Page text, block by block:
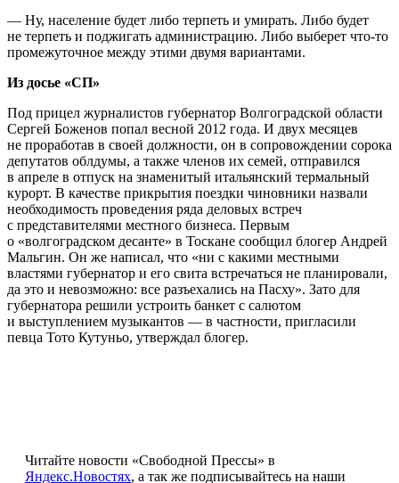
— Ну, население будет либо терпеть и умирать. Либо будет
не терпеть и поджигать администрацию. Либо выберет что-то
промежуточное между этими двумя вариантами.
Из досье «СП»
Под прицел журналистов губернатор Волгоградской области
Сергей Боженов попал весной 2012 года. И двух месяцев
не проработав в своей должности, он в сопровождении сорока
депутатов облдумы, а также членов их семей, отправился
в апреле в отпуск на знаменитый итальянский термальный
курорт. В качестве прикрытия поездки чиновники назвали
необходимость проведения ряда деловых встреч
с представителями местного бизнеса. Первым
о «волгоградском десанте» в Тоскане сообщил блогер Андрей
Мальгин. Он же написал, что «ни с какими местными
властями губернатор и его свита встречаться не планировали,
да это и невозможно: все разъехались на Пасху». Зато для
губернатора решили устроить банкет с салютом
и выступлением музыкантов — в частности, пригласили
певца Тото Кутуньо, утверждал блогер.
Читайте новости «Свободной Прессы» в
Яндекс.Новостях, а так же подписывайтесь на наши